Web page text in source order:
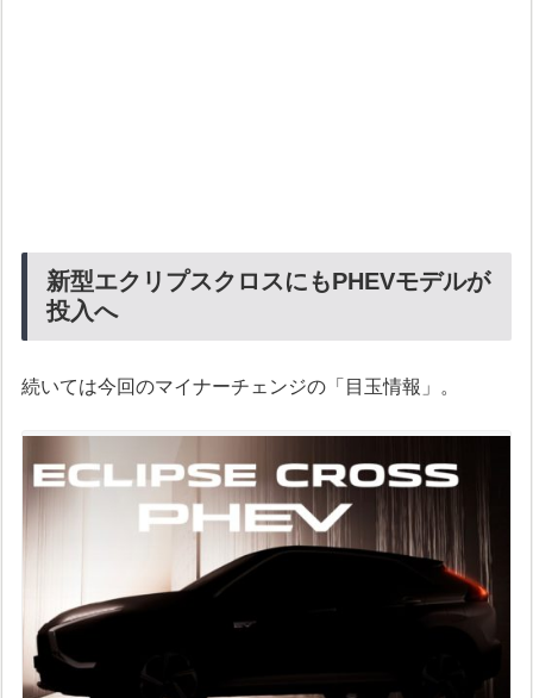
新型エクリプスクロスにもPHEVモデルが
投入へ
続いては今回のマイナーチェンジの「目玉情報」。